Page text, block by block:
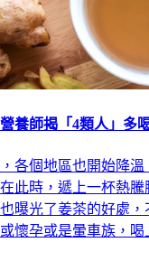
養師揭「4類人」多
各個地區也開始降
此時，遞上一杯熱
曝光了姜茶的好處
懷孕或是暈車族，